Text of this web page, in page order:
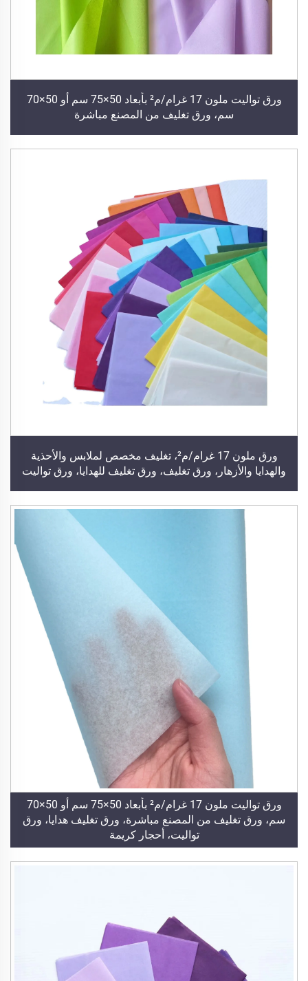
ورق تواليت ملون 17 غرام/م² بأبعاد 50×75 سم أو 50×70
سم، ورق تغليف من المصنع مباشرة
ورق ملون 17 غرام/م²، تغليف مخصص لملابس والأحذية
والهدايا والأزهار، ورق تغليف، ورق تغليف للهدايا، ورق تواليت
ورق تواليت ملون 17 غرام/م² بأبعاد 50×75 سم أو 50×70
سم، ورق تغليف من المصنع مباشرة، ورق تغليف هدايا، ورق
تواليت، أحجار كريمة